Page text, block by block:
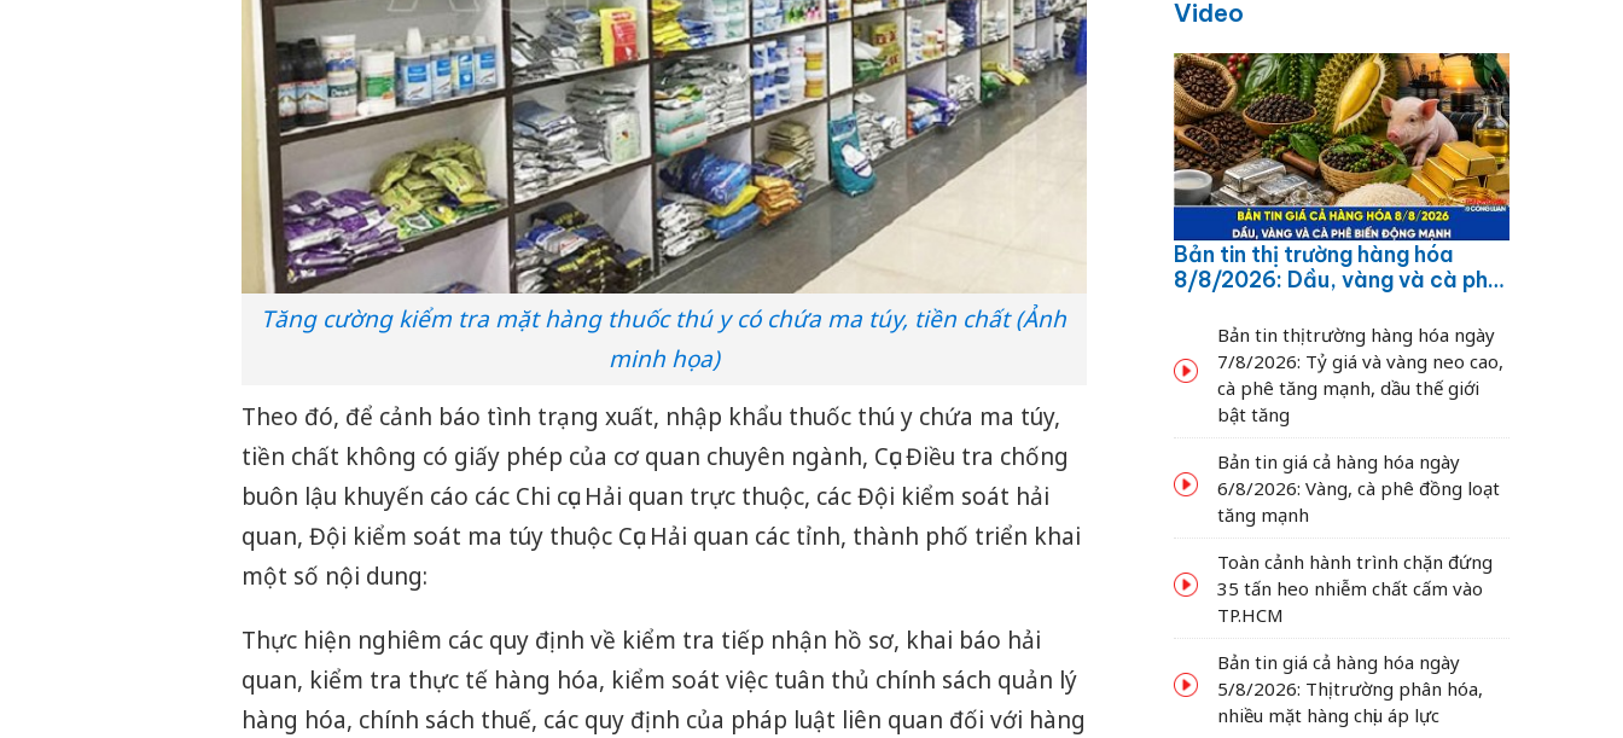
Tăng cường kiểm tra mặt hàng thuốc thú y có chứa ma túy, tiền chất (Ảnh
minh họa)
Theo đó, để cảnh báo tình trạng xuất, nhập khẩu thuốc thú y chứa ma túy,
tiền chất không có giấy phép của cơ quan chuyên ngành, Cục Điều tra chống
buôn lậu khuyến cáo các Chi cục Hải quan trực thuộc, các Đội kiểm soát hải
quan, Đội kiểm soát ma túy thuộc Cục Hải quan các tỉnh, thành phố triển khai
một số nội dung:
Thực hiện nghiêm các quy định về kiểm tra tiếp nhận hồ sơ, khai báo hải
quan, kiểm tra thực tế hàng hóa, kiểm soát việc tuân thủ chính sách quản lý
hàng hóa, chính sách thuế, các quy định của pháp luật liên quan đối với hàng
Video
Bản tin thị trường hàng hóa
8/8/2026: Dầu, vàng và cà phê
Bản tin thị trường hàng hóa ngày
7/8/2026: Tỷ giá và vàng neo cao,
cà phê tăng mạnh, dầu thế giới
bật tăng
Bản tin giá cả hàng hóa ngày
6/8/2026: Vàng, cà phê đồng loạt
tăng mạnh
Toàn cảnh hành trình chặn đứng
35 tấn heo nhiễm chất cấm vào
TP.HCM
Bản tin giá cả hàng hóa ngày
5/8/2026: Thị trường phân hóa,
nhiều mặt hàng chịu áp lực